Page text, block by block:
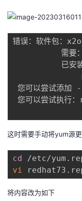
错误：软件包：
需要
已
您可以尝试添
您可以尝试执
这时需要手动将yum源
cd
vi
将内容改为如下